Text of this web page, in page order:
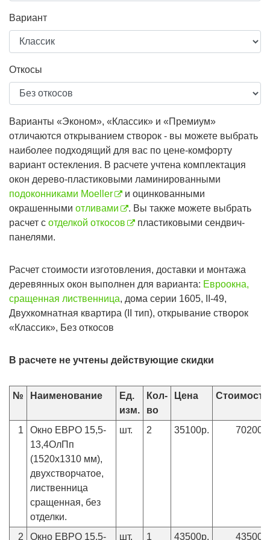
Вариант
Откосы
Варианты «Эконом», «Классик» и «Премиум»
отличаются открыванием створок - вы можете выбрать
наиболее подходящий для вас по цене-комфорту
вариант остекления. В расчете учтена комплектация
окон дерево-пластиковыми ламинированными
подоконниками Moeller
и оцинкованными
окрашенными отливами
. Вы также можете выбрать
расчет с отделкой откосов
пластиковыми сендвич-
панелями.
Расчет стоимости изготовления, доставки и монтажа
деревянных окон выполнен для варианта: Евроокна,
сращенная лиственница, дома серии 1605, II-49,
Двухкомнатная квартира (II тип), открывание створок
«Классик», Без откосов
В расчете не учтены действующие скидки
№ Наименование
Ед.
изм.
Кол-
во
Цена Стоимость
1
Окно ЕВРО 15,5-
13,4ОлПп
(1520х1310 мм),
двухстворчатое,
лиственница
сращенная, без
отделки.
шт. 2 35100р.
2 Окно ЕВРО 15,5- шт. 1 43500р.